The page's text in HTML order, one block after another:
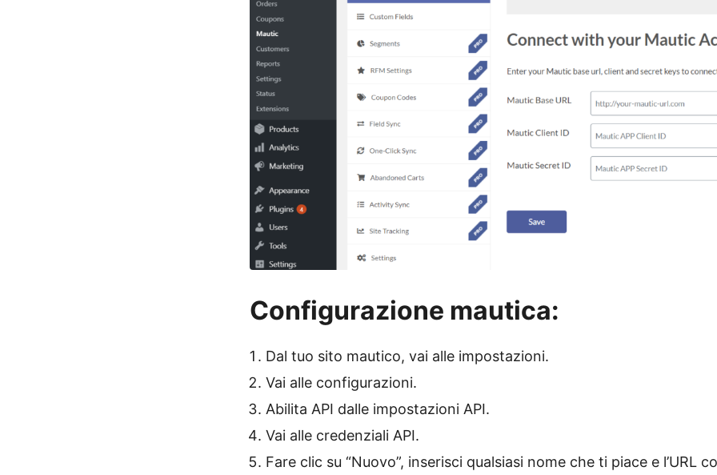
Configurazione mautica:
Dal tuo sito mautico, vai alle impostazioni.
Vai alle configurazioni.
Abilita API dalle impostazioni API.
Vai alle credenziali API.
Fare clic su “Nuovo”, inserisci qualsiasi nome che ti piace e l’URL